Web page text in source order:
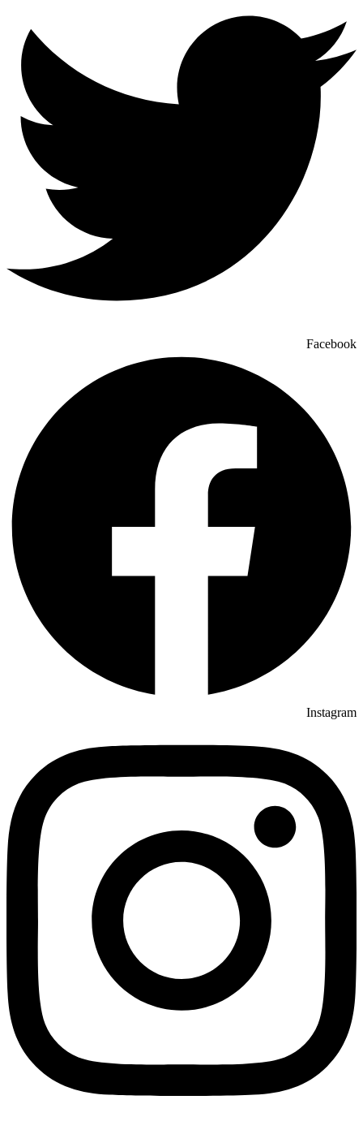
Facebook
Instagram